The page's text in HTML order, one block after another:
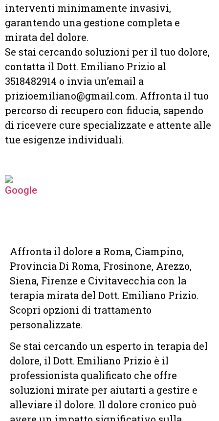
interventi minimamente invasivi,
garantendo una gestione completa e
mirata del dolore.
Se stai cercando soluzioni per il tuo dolore,
contatta il Dott. Emiliano Prizio al
3518482914 o invia un’email a
prizioemiliano@gmail.com. Affronta il tuo
percorso di recupero con fiducia, sapendo
di ricevere cure specializzate e attente alle
tue esigenze individuali.
Affronta il dolore a Roma, Ciampino,
Provincia Di Roma, Frosinone, Arezzo,
Siena, Firenze e Civitavecchia con la
terapia mirata del Dott. Emiliano Prizio.
Scopri opzioni di trattamento
personalizzate.
Se stai cercando un esperto in terapia del
dolore, il Dott. Emiliano Prizio è il
professionista qualificato che offre
soluzioni mirate per aiutarti a gestire e
alleviare il dolore. Il dolore cronico può